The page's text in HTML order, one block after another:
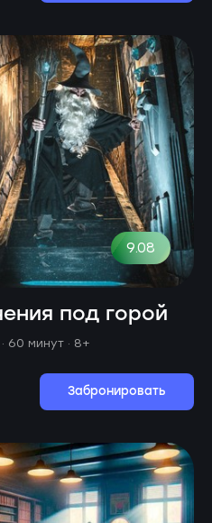
9.08
под горой
60 минут · 8+
Забронировать